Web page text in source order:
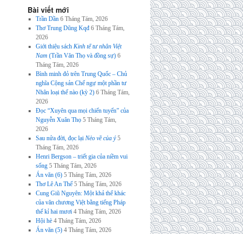
Bài viết mới
Trần Dần 6 Tháng Tám, 2026
Thơ Trung Dũng Kqđ 6 Tháng Tám,
2026
Giới thiệu sách Kinh tế tư nhân Việt
Nam (Trần Văn Thọ và đồng sự) 6
Tháng Tám, 2026
Bình minh đỏ trên Trung Quốc – Chủ
nghĩa Cộng sản Chế ngự một phần tư
Nhân loại thế nào (kỳ 2) 6 Tháng Tám,
2026
Đọc “Xuyên qua mọi chiến tuyến” của
Nguyễn Xuân Thọ 5 Tháng Tám,
2026
Sau nửa đời, đọc lại Nẻo về của ý 5
Tháng Tám, 2026
Henri Bergson – triết gia của niềm vui
sống 5 Tháng Tám, 2026
Án văn (6) 5 Tháng Tám, 2026
Thơ Lê An Thế 5 Tháng Tám, 2026
Cung Giũ Nguyên: Một khả thể khác
của văn chương Việt bằng tiếng Pháp
thế kỉ hai mươi 4 Tháng Tám, 2026
Hội hè 4 Tháng Tám, 2026
Án văn (5) 4 Tháng Tám, 2026